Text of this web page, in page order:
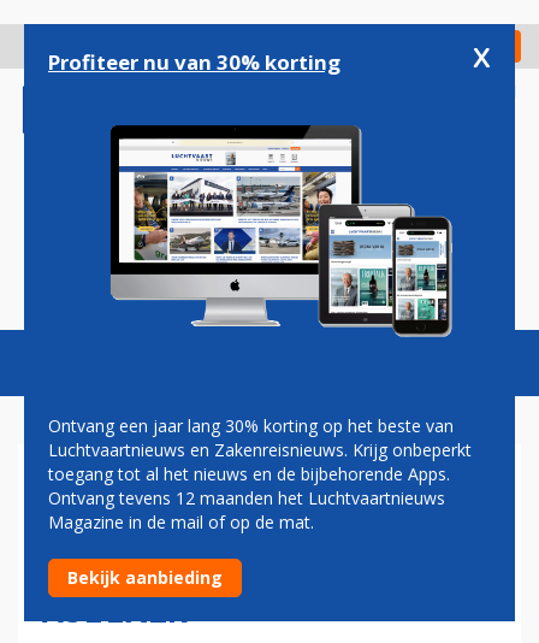
gaan
Check in
Magazine Podcasts Vacatures
INDIGO WIJST ATHENE AAN
ALS EERSTE BESTEMMING
VOOR NIEUWE AIRBUS
A321XLR
Profiteer nu van 30% korting x
Ontvang een jaar lang 30% korting op het beste van
Luchtvaartnieuws en Zakenreisnieuws. Krijg onbeperkt
toegang tot al het nieuws en de bijbehorende Apps.
Ontvang tevens 12 maanden het Luchtvaartnieuws
Magazine in de mail of op de mat.
Bekijk aanbieding